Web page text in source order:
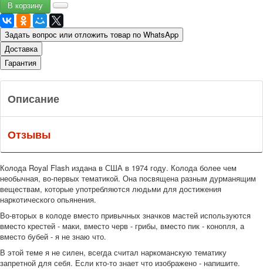
Задать вопрос или отложить товар по WhatsApp
Доставка
Гарантия
Описание
Отзывы
Колода Royal Flash издана в США в 1974 году. Колода более чем
необычная, во-первых тематикой. Она посвящена разным дурманящим
веществам, которые употребляются людьми для достижения
наркотического опьянения.
Во-вторых в колоде вместо привычных значков мастей используются
вместо крестей - маки, вместо черв - грибы, вместо пик - конопля, а
вместо бубей - я не знаю что.
В этой теме я не силен, всегда считал наркоманскую тематику
запретной для себя. Если кто-то знает что изображено - напишите.